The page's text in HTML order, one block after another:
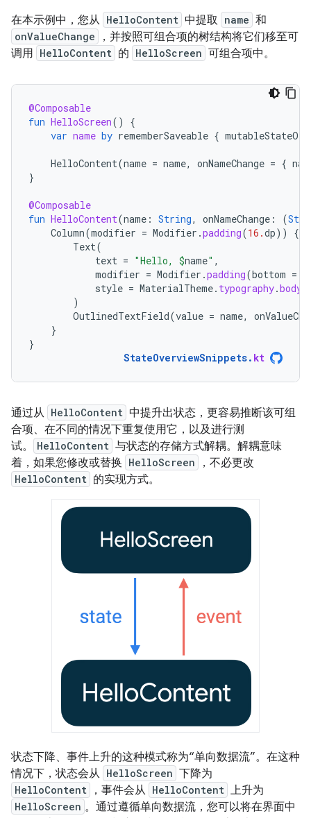
在本示例中，您从 HelloContent 中提取 name 和
onValueChange
，并按照可组合项的树结构将它们移至可
调用 HelloContent 的 HelloScreen 可组合项中。
@Composable
fun HelloScreen()
{
var name by rememberSaveable { mutableStateOf
HelloContent(name = name, onNameChange = {
}
@Composable
fun HelloContent(name : String, onNameChange : (
Column(modifier = Modifier .padding(16.dp))
{
Text(
text = "Hello, $name" ,
modifier = Modifier .padding(bottom =
style = MaterialTheme. typography.
)
OutlinedTextField(value = name,
}
}
StateOverviewSnippets. kt
通过从 HelloContent 中提升出状态，更容易推断该可组
合项、在不同的情况下重复使用它，以及进行测
试。
HelloContent 与状态的存储方式解耦。解耦意味
着，如果您修改或替换 HelloScreen ，不必更改
HelloContent 的实现方式。
状态下降、事件上升的这种模式称为“单向数据流”。 在这种
情况下，状态会从 HelloScreen 下降为
HelloContent ，事件会从 HelloContent 上升为
HelloScreen 。通过遵循单向数据流，您可以将在界面中